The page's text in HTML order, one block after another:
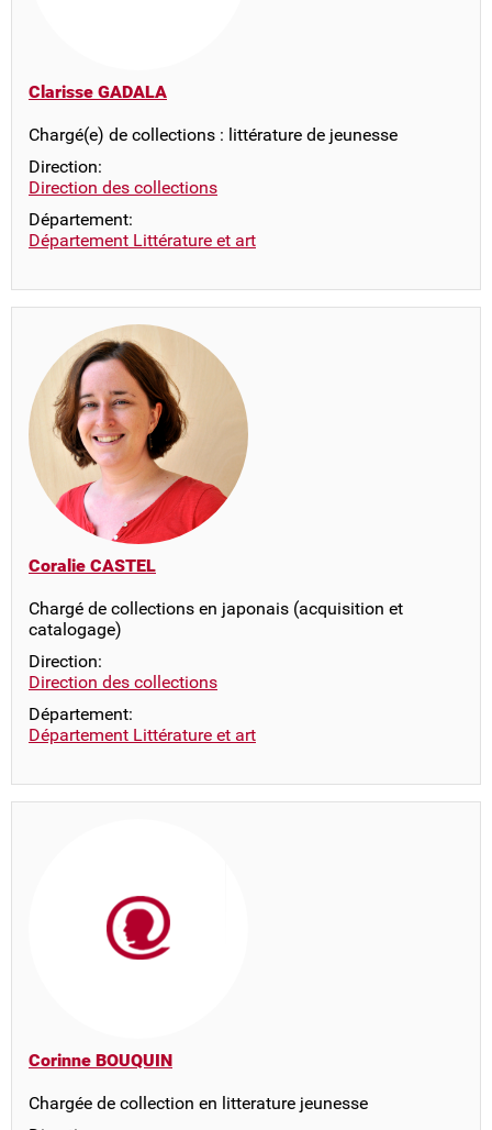
Clarisse GADALA
Chargé(e) de collections : littérature de jeunesse
Direction:
Direction des collections
Département:
Département Littérature et art
Coralie CASTEL
Chargé de collections en japonais (acquisition et
catalogage)
Direction:
Direction des collections
Département:
Département Littérature et art
Corinne BOUQUIN
Chargée de collection en litterature jeunesse